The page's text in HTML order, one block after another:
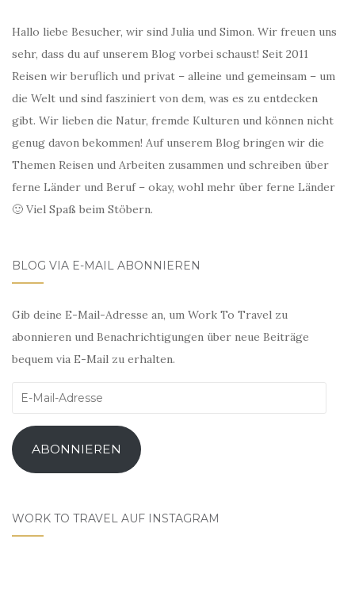
Hallo liebe Besucher, wir sind Julia und Simon. Wir freuen uns
sehr, dass du auf unserem Blog vorbei schaust! Seit 2011
Reisen wir beruflich und privat – alleine und gemeinsam – um
die Welt und sind fasziniert von dem, was es zu entdecken
gibt. Wir lieben die Natur, fremde Kulturen und können nicht
genug davon bekommen! Auf unserem Blog bringen wir die
Themen Reisen und Arbeiten zusammen und schreiben über
ferne Länder und Beruf – okay, wohl mehr über ferne Länder
🙂 Viel Spaß beim Stöbern.
BLOG VIA E-MAIL ABONNIEREN
Gib deine E-Mail-Adresse an, um Work To Travel zu
abonnieren und Benachrichtigungen über neue Beiträge
bequem via E-Mail zu erhalten.
E-
Adresse
ABONNIEREN
WORK TO TRAVEL AUF INSTAGRAM